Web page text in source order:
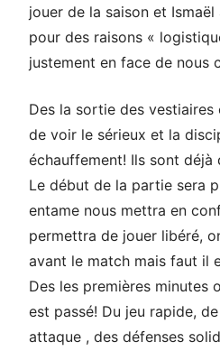
jouer de la saison et
pour des raisons «
justement en face de nous
Des la sortie des vestiaires
de voir le sérieux et la
échauffement! Ils sont déjà
Le début de la partie sera
entame nous mettra en
permettra de jouer libéré,
avant le match mais faut il
Des les premières minutes
est passé! Du jeu rapide,
attaque , des défenses